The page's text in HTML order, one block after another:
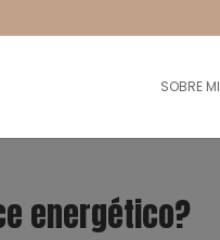
SOBRE MI
energético?